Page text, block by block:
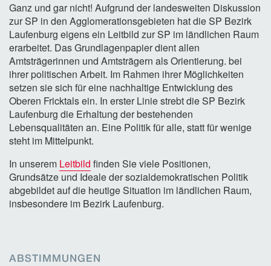
Ganz und gar nicht! Aufgrund der landesweiten Diskussion
zur SP in den Agglomerationsgebieten hat die SP Bezirk
Laufenburg eigens ein Leitbild zur SP im ländlichen Raum
erarbeitet. Das Grundlagenpapier dient allen
Amtsträgerinnen und Amtsträgern als Orientierung. bei
ihrer politischen Arbeit. Im Rahmen ihrer Möglichkeiten
setzen sie sich für eine nachhaltige Entwicklung des
Oberen Fricktals ein. In erster Linie strebt die SP Bezirk
Laufenburg die Erhaltung der bestehenden
Lebensqualitäten an. Eine Politik für alle, statt für wenige
steht im Mittelpunkt.
In unserem Leitbild finden Sie viele Positionen,
Grundsätze und Ideale der sozialdemokratischen Politik
abgebildet auf die heutige Situation im ländlichen Raum,
insbesondere im Bezirk Laufenburg.
ABSTIMMUNGEN